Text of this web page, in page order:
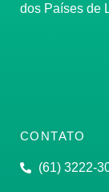
dos Países de
CONTATO
(61) 3222-